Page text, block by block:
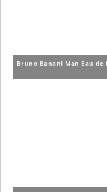
Bruno Banani Man Eau